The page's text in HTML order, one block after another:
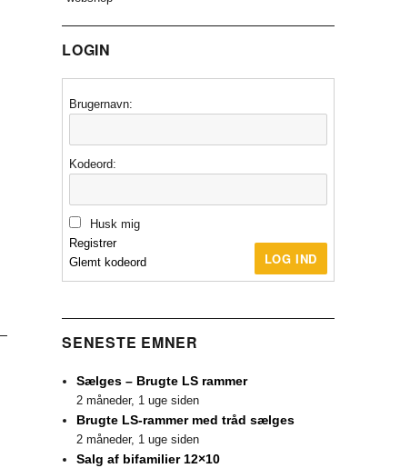
LOGIN
Brugernavn:
Kodeord:
Husk mig
LOG IND
Registrer
Glemt kodeord
SENESTE EMNER
Sælges – Brugte LS rammer
2 måneder, 1 uge siden
Brugte LS-rammer med tråd sælges
2 måneder, 1 uge siden
Salg af bifamilier 12×10